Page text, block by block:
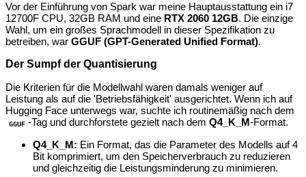
Vor der Einführung von Spark war meine Hauptausstattung ein i7
12700F CPU, 32GB RAM und eine RTX 2060 12GB. Die einzige
Wahl, um ein großes Sprachmodell in dieser Spezifikation zu
betreiben, war GGUF (GPT-Generated Unified Format).
Der Sumpf der Quantisierung
Die Kriterien für die Modellwahl waren damals weniger auf
Leistung als auf die 'Betriebsfähigkeit' ausgerichtet. Wenn ich auf
Hugging Face unterwegs war, suchte ich routinemäßig nach dem
GGUF -Tag und durchforstete gezielt nach demQ4_K_M-Format.
Q4_K_M: Ein Format, das die Parameter des Modells auf 4
Bit komprimiert, um den Speicherverbrauch zu reduzieren
und gleichzeitig die Leistungsminderung zu minimieren.